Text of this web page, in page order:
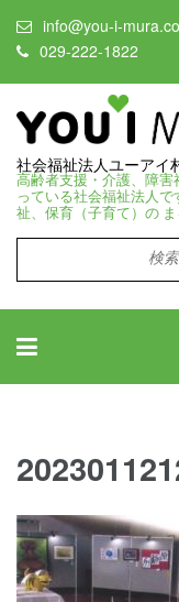
info@you-i-
029-222-1822
社会福祉法人ユーアイ
高齢者支援・介護、障
っている社会福祉法人
祉、保育（子育て）の
検
索: